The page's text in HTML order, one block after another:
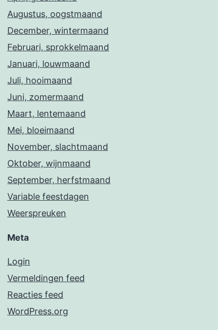
Augustus, oogstmaand
December, wintermaand
Februari, sprokkelmaand
Januari, louwmaand
Juli, hooimaand
Juni, zomermaand
Maart, lentemaand
Mei, bloeimaand
November, slachtmaand
Oktober, wijnmaand
September, herfstmaand
Variable feestdagen
Weerspreuken
Meta
Login
Vermeldingen feed
Reacties feed
WordPress.org